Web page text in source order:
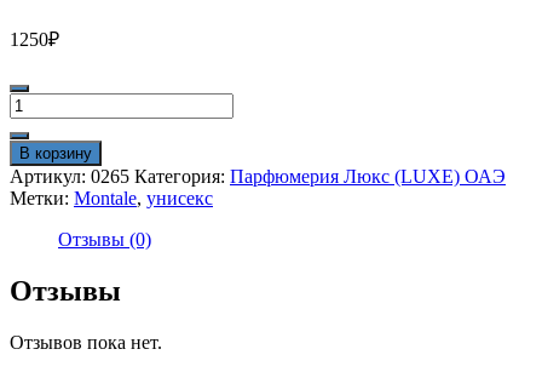
1250₽
Количество
товара
Montale
Mukhallat
100
ml
В корзину
Артикул: 0265 Категория: Парфюмерия Люкс (LUXE) ОАЭ
Метки: Montale, унисекс
Отзывы (0)
Отзывы
Отзывов пока нет.